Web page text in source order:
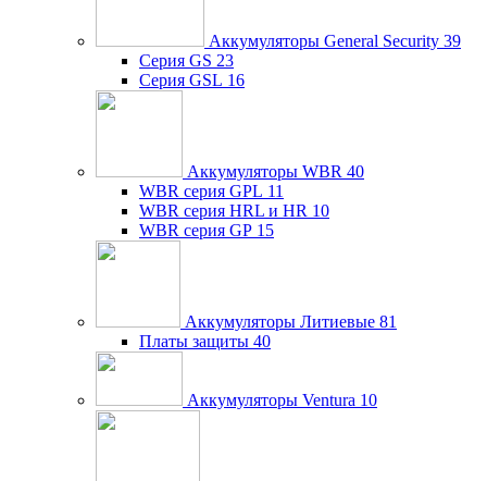
Аккумуляторы General Security 39
Серия GS 23
Серия GSL 16
Аккумуляторы WBR 40
WBR серия GPL 11
WBR серия HRL и HR 10
WBR серия GP 15
Аккумуляторы Литиевые 81
Платы защиты 40
Аккумуляторы Ventura 10